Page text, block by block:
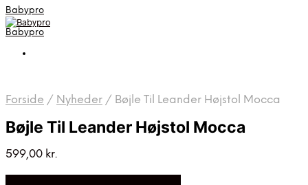
Babypro
Babypro
Forside / Nyheder / Bøjle Til Leander Højstol Mocca
Bøjle Til Leander Højstol Mocca
599,00 kr.